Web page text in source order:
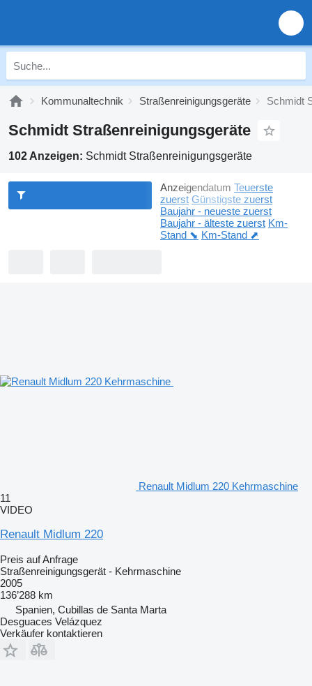
Kommunaltechnik Straßenreinigungsgeräte Schmidt
Schmidt Straßenreinigungsgeräte
102 Anzeigen: Schmidt Straßenreinigungsgeräte
Anzeigendatum Teuerste
zuerst Günstigste zuerst
Baujahr - neueste zuerst
Baujahr - älteste zuerst Km-
Stand ⬊ Km-Stand ⬈
Renault Midlum 220 Kehrmaschine
11
VIDEO
Renault Midlum 220
Preis auf Anfrage
Straßenreinigungsgerät - Kehrmaschine
2005
136’288 km
Spanien, Cubillas de Santa Marta
Desguaces Velázquez
Verkäufer kontaktieren